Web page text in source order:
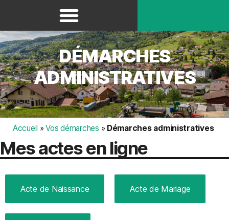
DÉMARCHES
ADMINISTRATIVES
Accueil »Vos démarches » Démarches administratives
Mes actes en ligne
Acte de Naissance Acte de Mariage